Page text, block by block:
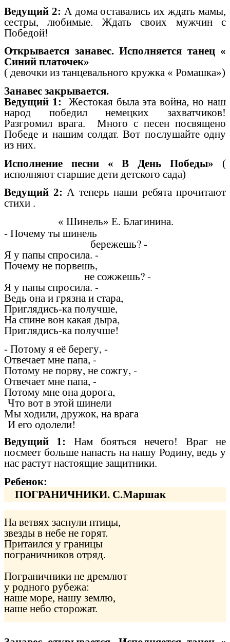
Ведущий 2: А дома оставались их ждать мамы,
сестры, любимые. Ждать своих мужчин с
Победой!
Открывается занавес. Исполняется танец «
Синий платочек»
( девочки из танцевального кружка « Ромашка»)
Занавес закрывается.
Ведущий 1: Жестокая была эта война, но наш
народ победил немецких захватчиков!
Разгромил врага. Много с песен посвящено
Победе и нашим солдат. Вот послушайте одну
из них.
Исполнение песни « В День Победы» (
исполняют старшие дети детского сада)
Ведущий 2: А теперь наши ребята прочитают
стихи .
« Шинель» Е. Благинина.
- Почему ты шинель
бережешь? -
Я у папы спросила. -
Почему не порвешь,
не сожжешь? -
Я у папы спросила. -
Ведь она и грязна и стара,
Приглядись-ка получше,
На спине вон какая дыра,
Приглядись-ка получше!
- Потому я её берегу, -
Отвечает мне папа, -
Потому не порву, не сожгу, -
Отвечает мне папа, -
Потому мне она дорога,
Что вот в этой шинели
Мы ходили, дружок, на врага
И его одолели!
Ведущий 1: Нам бояться нечего! Враг не
посмеет больше напасть на нашу Родину, ведь у
нас растут настоящие защитники.
Ребенок:
ПОГРАНИЧНИКИ. С.Маршак
На ветвях заснули птицы,
звезды в небе не горят.
Притаился у границы
пограничников отряд.
Пограничники не дремлют
у родного рубежа:
наше море, нашу землю,
наше небо сторожат.